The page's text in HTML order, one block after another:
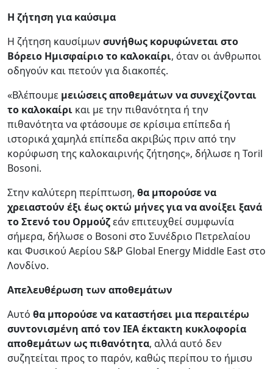
Η ζήτηση για καύσιμα
Η ζήτηση καυσίμων συνήθως κορυφώνεται στο
Βόρειο Ημισφαίριο το καλοκαίρι, όταν οι άνθρωποι
οδηγούν και πετούν για διακοπές.
«Βλέπουμε μειώσεις αποθεμάτων να συνεχίζονται
το καλοκαίρι και με την πιθανότητα ή την
πιθανότητα να φτάσουμε σε κρίσιμα επίπεδα ή
ιστορικά χαμηλά επίπεδα ακριβώς πριν από την
κορύφωση της καλοκαιρινής ζήτησης», δήλωσε η Toril
Bosoni.
Στην καλύτερη περίπτωση, θα μπορούσε να
χρειαστούν έξι έως οκτώ μήνες για να ανοίξει ξανά
το Στενό του Ορμούζεάν επιτευχθεί συμφωνία
σήμερα, δήλωσε ο Bosoni στο Συνέδριο Πετρελαίου
και Φυσικού Αερίου S&P Global Energy Middle East στο
Λονδίνο.
Απελευθέρωση των αποθεμάτων
Αυτό θα μπορούσε να καταστήσει μια περαιτέρω
συντονισμένη από τον IEA έκτακτη κυκλοφορία
αποθεμάτων ως πιθανότητα, αλλά αυτό δεν
συζητείται προς το παρόν, καθώς περίπου το ήμισυ